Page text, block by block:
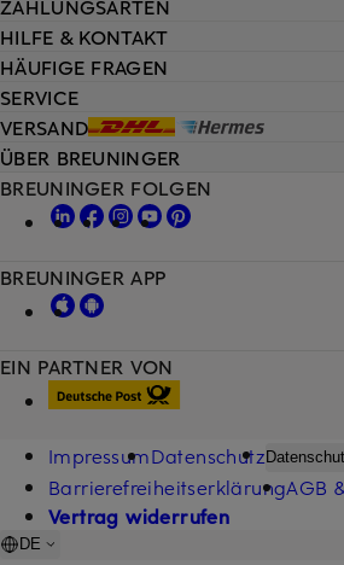
HILFE & KONTAKT
HÄUFIGE FRAGEN
SERVICE
VERSAND
ZAHLUNGSARTEN
ÜBER BREUNINGER
EIN PARTNER VON
BREUNINGER FOLGEN
BREUNINGER APP
ImpressumDatenschutz
BarrierefreiheitserklärungAGB
Vertrag widerrufen
DE